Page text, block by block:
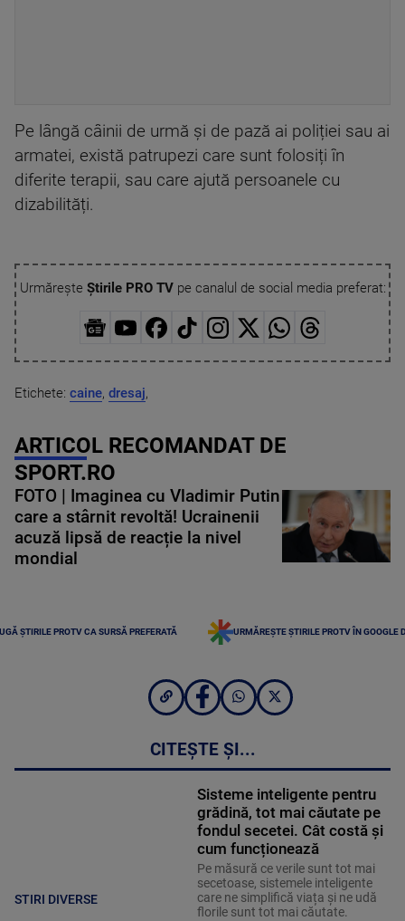
Pe lângă câinii de urmă și de pază ai poliției sau ai
armatei, există patrupezi care sunt folosiți în
diferite terapii, sau care ajută persoanele cu
dizabilități.
Urmărește Știrile PRO TVpe canalul de social media preferat:
Etichete: caine, dresaj,
ARTICOL RECOMANDAT DE
SPORT.RO
FOTO | Imaginea cu Vladimir Putin
care a stârnit revoltă! Ucrainenii
acuză lipsă de reacție la nivel
mondial
ȘTIRILE PROTV CA SURSĂ PREFERATĂ URMĂREȘTE ȘTIRILE PROTV ÎN GOOGLE
CITEȘTE ȘI...
STIRI DIVERSE
Sisteme inteligente pentru
grădină, tot mai căutate pe
fondul secetei. Cât costă și
cum funcționează
Pe măsură ce verile sunt tot mai
secetoase, sistemele inteligente
care ne simplifică viața și ne udă
florile sunt tot mai căutate.